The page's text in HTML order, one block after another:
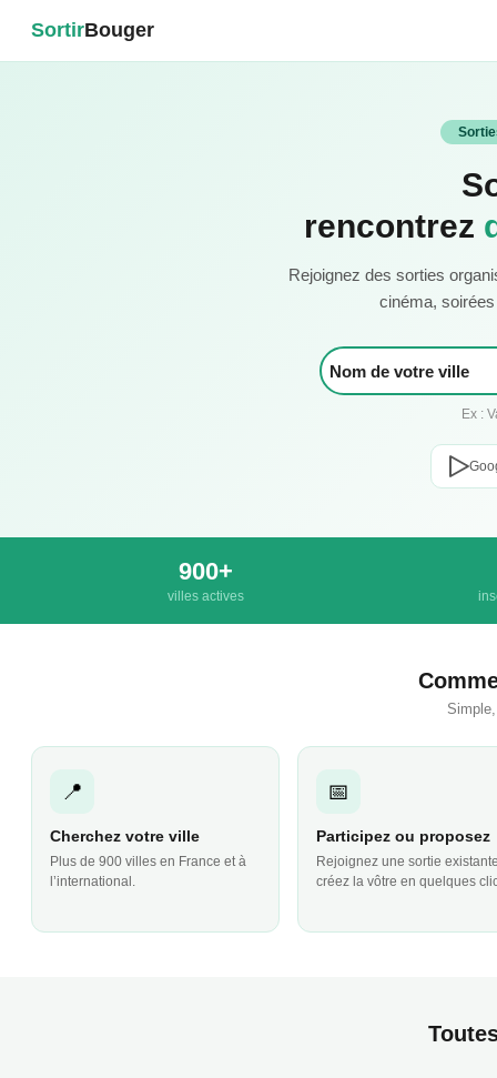
SortirBouger
rencontrez
Rejoignez des sorties
cinéma,
Ex :
900+
villes actives
📍
Cherchez votre ville
Plus de 900 villes en France et à
l’international.
📅
Participez ou proposez
Rejoignez une sortie
créez la vôtre en quelques